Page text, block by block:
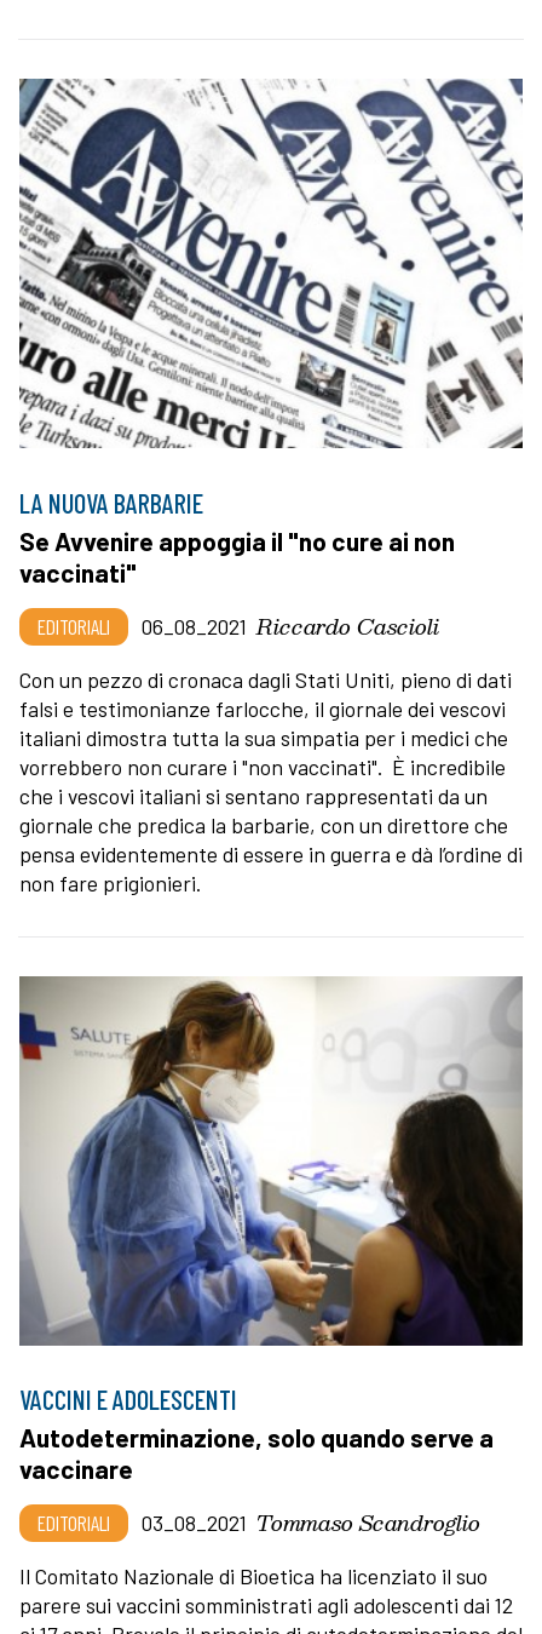
LA NUOVA BARBARIE
Se Avvenire appoggia il "no cure ai non
vaccinati"
EDITORIALI 06_08_2021 Riccardo Cascioli
Con un pezzo di cronaca dagli Stati Uniti, pieno di dati
falsi e testimonianze farlocche, il giornale dei vescovi
italiani dimostra tutta la sua simpatia per i medici che
vorrebbero non curare i "non vaccinati". È incredibile
che i vescovi italiani si sentano rappresentati da un
giornale che predica la barbarie, con un direttore che
pensa evidentemente di essere in guerra e dà l’ordine di
non fare prigionieri.
VACCINI E ADOLESCENTI
Autodeterminazione, solo quando serve a
vaccinare
EDITORIALI 03_08_2021 Tommaso Scandroglio
Il Comitato Nazionale di Bioetica ha licenziato il suo
parere sui vaccini somministrati agli adolescenti dai 12